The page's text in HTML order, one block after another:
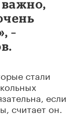
важно,
–
стали
если
считает он.